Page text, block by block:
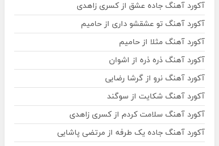
آکورد آهنگ جاده عشق از کسری زاهدی
آکورد آهنگ تو عشقشو داری از حامیم
آکورد آهنگ مثلا از حامیم
آکورد آهنگ ذره ذره از اشوان
آکورد آهنگ نرو از گرشا رضایی
آکورد آهنگ شکایت از سوگند
آکورد آهنگ سلامت کردم از کسری زاهدی
آکورد آهنگ جاده یک طرفه از مرتضی پاشایی